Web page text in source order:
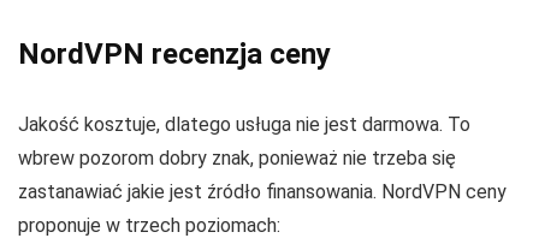
NordVPN recenzja ceny
Jakość kosztuje, dlatego usługa nie jest darmowa. To
wbrew pozorom dobry znak, ponieważ nie trzeba się
zastanawiać jakie jest źródło finansowania. NordVPN ceny
proponuje w trzech poziomach: